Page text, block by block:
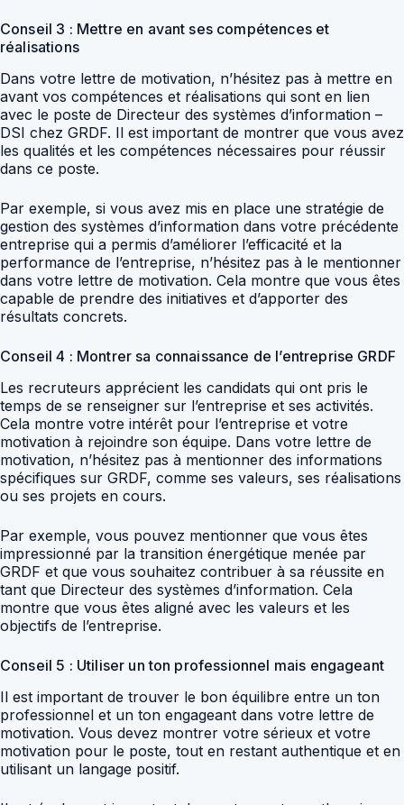
Conseil 3 : Mettre en avant ses compétences et
réalisations
Dans votre lettre de motivation, n’hésitez pas à mettre en
avant vos compétences et réalisations qui sont en lien
avec le poste de Directeur des systèmes d’information –
DSI chez GRDF. Il est important de montrer que vous avez
les qualités et les compétences nécessaires pour réussir
dans ce poste.
Par exemple, si vous avez mis en place une stratégie de
gestion des systèmes d’information dans votre précédente
entreprise qui a permis d’améliorer l’efficacité et la
performance de l’entreprise, n’hésitez pas à le mentionner
dans votre lettre de motivation. Cela montre que vous êtes
capable de prendre des initiatives et d’apporter des
résultats concrets.
Conseil 4 : Montrer sa connaissance de l’entreprise GRDF
Les recruteurs apprécient les candidats qui ont pris le
temps de se renseigner sur l’entreprise et ses activités.
Cela montre votre intérêt pour l’entreprise et votre
motivation à rejoindre son équipe. Dans votre lettre de
motivation, n’hésitez pas à mentionner des informations
spécifiques sur GRDF, comme ses valeurs, ses réalisations
ou ses projets en cours.
Par exemple, vous pouvez mentionner que vous êtes
impressionné par la transition énergétique menée par
GRDF et que vous souhaitez contribuer à sa réussite en
tant que Directeur des systèmes d’information. Cela
montre que vous êtes aligné avec les valeurs et les
objectifs de l’entreprise.
Conseil 5 : Utiliser un ton professionnel mais engageant
Il est important de trouver le bon équilibre entre un ton
professionnel et un ton engageant dans votre lettre de
motivation. Vous devez montrer votre sérieux et votre
motivation pour le poste, tout en restant authentique et en
utilisant un langage positif.